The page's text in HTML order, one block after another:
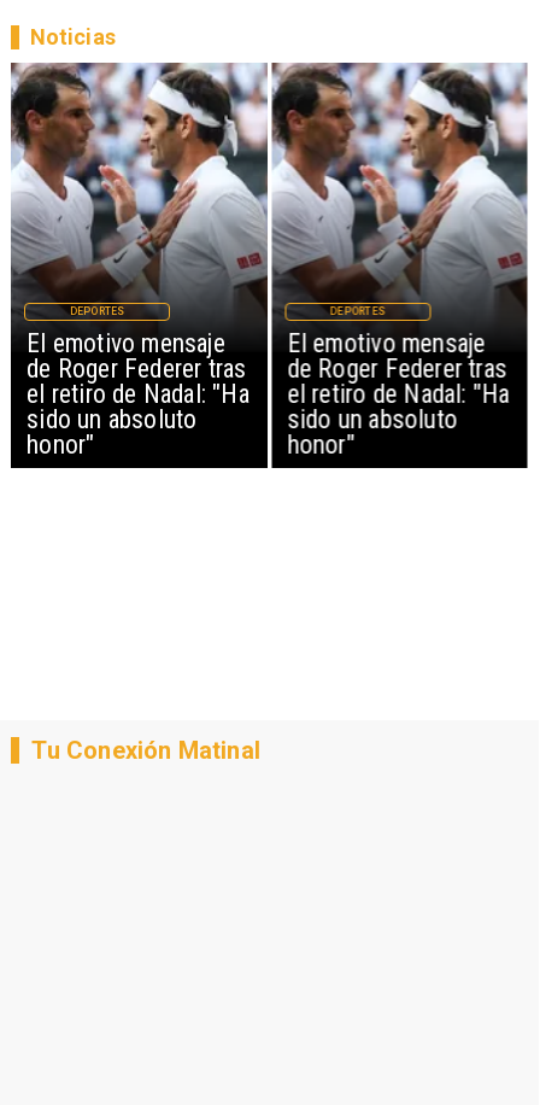
El emotivo mensaje
de Roger Federer tras
el retiro de Nadal: "Ha
sido un absoluto
honor"
DEPORTES
El emotivo mensaje
de Roger Federer tras
el retiro de Nadal: "Ha
sido un absoluto
honor"
DEPORTES
Noticias
Tu Conexión Matinal